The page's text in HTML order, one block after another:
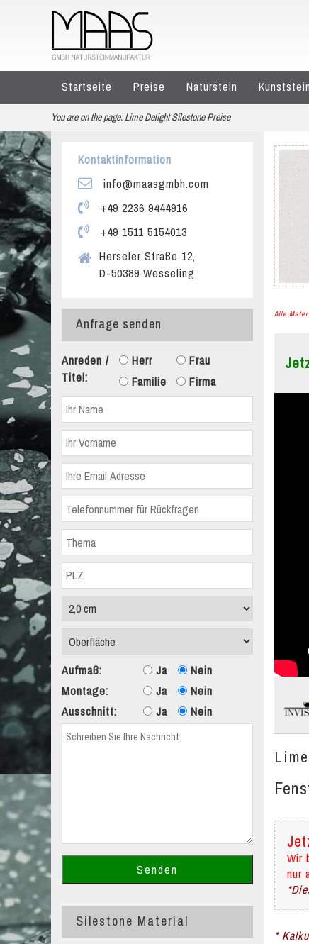
Startseite Preise Naturstein
You are on the page: Lime Delight Silestone Preise
Alle
Wir
nur
*
Kontaktinformation
info@maasgmbh.com
+49 2236 9444916
+49 1511 5154013
Herseler Straße 12,
D-50389 Wesseling
Anfrage senden
Anreden /
Titel:
Herr
Frau
Familie
Firma
Aufmaß: Ja
Nein
Montage:
Ja
Nein
Ausschnitt:
Ja Nein
Silestone Material